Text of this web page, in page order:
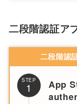
二段階認証ア
二段階認
STEP
1
App